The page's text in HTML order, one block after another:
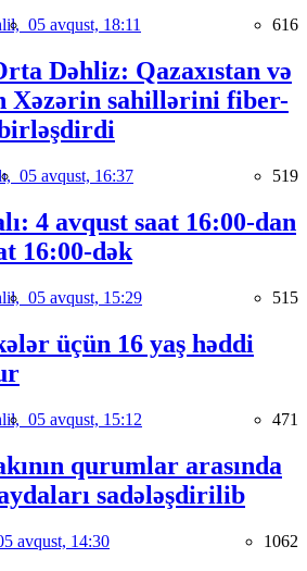
05 avqust, 18:11 616
Dəhliz: Qazaxıstan və
Xəzərin sahillərini fiber-
05 avqust, 16:37 519
4 avqust saat 16:00-dan
16:00-dək
05 avqust, 15:29 515
üçün 16 yaş həddi
05 avqust, 15:12 471
qurumlar arasında
sadələşdirilib
avqust, 14:30 1062